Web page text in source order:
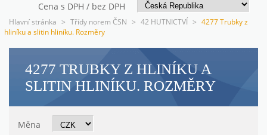
Cena s DPH / bez DPH
Hlavní stránka > Třídy norem ČSN > 42 HUTNICTVÍ > 4277 Trubky z
hliníku a slitin hliníku. Rozměry
4277 TRUBKY Z HLINÍKU A
SLITIN HLINÍKU. ROZMĚRY
Měna